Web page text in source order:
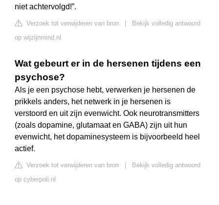
niet achtervolgd!”.
Verzoek tot verwijderen van bron
Bekijk volledig antwoord
op wijzijnmind.nl
Wat gebeurt er in de hersenen tijdens een
psychose?
Als je een psychose hebt, verwerken je hersenen de
prikkels anders, het netwerk in je hersenen is
verstoord en uit zijn evenwicht. Ook neurotransmitters
(zoals dopamine, glutamaat en GABA) zijn uit hun
evenwicht, het dopaminesysteem is bijvoorbeeld heel
actief.
Verzoek tot verwijderen van bron
Bekijk volledig antwoord
op cyberpoli.nl